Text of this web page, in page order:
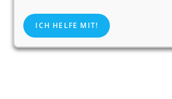
ICH HELFE MIT!